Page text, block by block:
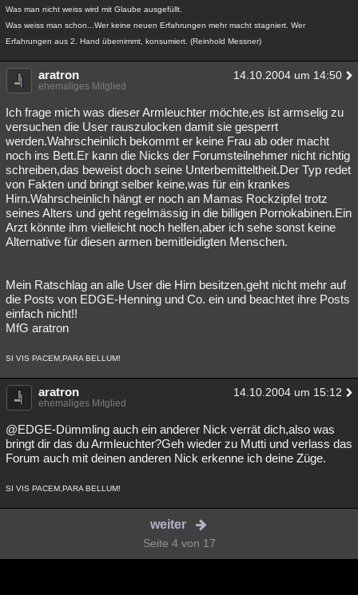
Was man nicht weiss wird mit Glaube ausgefüllt.
Was weiss man schon...Wer keine neuen Erfahrungen mehr macht stagniert. Wer
Erfahrungen aus 2. Hand übernimmt, konsumiert. (Reinhold Messner)
aratron 14.10.2004 um 14:50
ehemaliges Mitglied
Ich frage mich was dieser Armleuchter möchte,es ist armselig zu
versuchen die User rauszulocken damit sie gesperrt
werden.Wahrscheinlich bekommt er keine Frau ab oder macht
noch ins Bett.Er kann die Nicks der Forumsteilnehmer nicht richtig
schreiben,das beweist doch seine Unterbemitteltheit.Der Typ redet
von Fakten und bringt selber keine,was für ein krankes
Hirn.Wahrscheinlich hängt er noch an Mamas Rockzipfel trotz
seines Alters und geht regelmässig in die billigen Pornokabinen.Ein
Arzt könnte ihm vielleicht noch helfen,aber ich sehe sonst keine
Alternative für diesen armen bemitleidigten Menschen.
Mein Ratschlag an alle User die Hirn besitzen,geht nicht mehr auf
die Posts von EDGE-Henning und Co. ein und beachtet ihre Posts
einfach nicht!!
MfG aratron
SI VIS PACEM,PARA BELLUM!
aratron 14.10.2004 um 15:12
ehemaliges Mitglied
@EDGE-Dümmling auch ein anderer Nick verrät dich,also was
bringt dir das du Armleuchter?Geh wieder zu Mutti und verlass das
Forum auch mit deinen anderen Nick erkenne ich deine Züge.
SI VIS PACEM,PARA BELLUM!
weiter
Seite 4 von 17